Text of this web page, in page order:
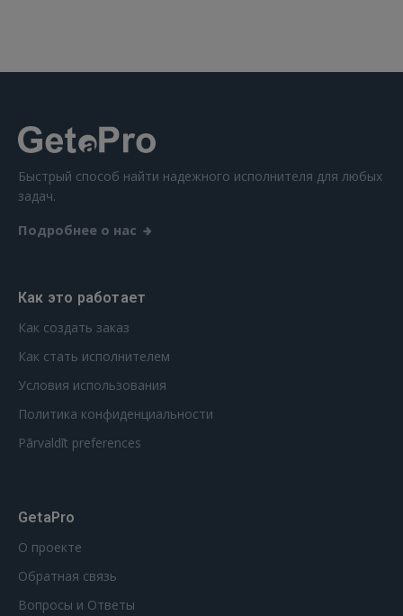
Быстрый способ найти надежного исполнителя для любых
задач.
Подробнее о нас
Как это работает
Как создать заказ
Как стать исполнителем
Условия использования
Политика конфиденциальности
Pārvaldīt preferences
GetaPro
О проекте
Обратная связь
Вопросы и Ответы